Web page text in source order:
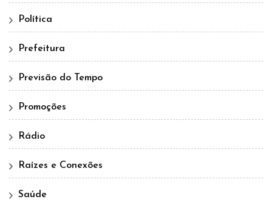
Política
Prefeitura
Previsão do Tempo
Promoções
Rádio
Raízes e Conexões
Saúde